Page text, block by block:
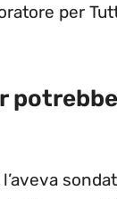
per
l’aveva